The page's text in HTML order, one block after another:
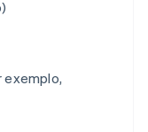
exemplo,